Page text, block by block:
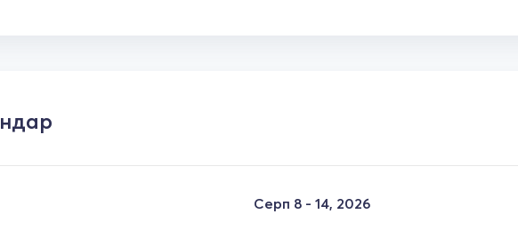
Серп 8 - 14, 2026